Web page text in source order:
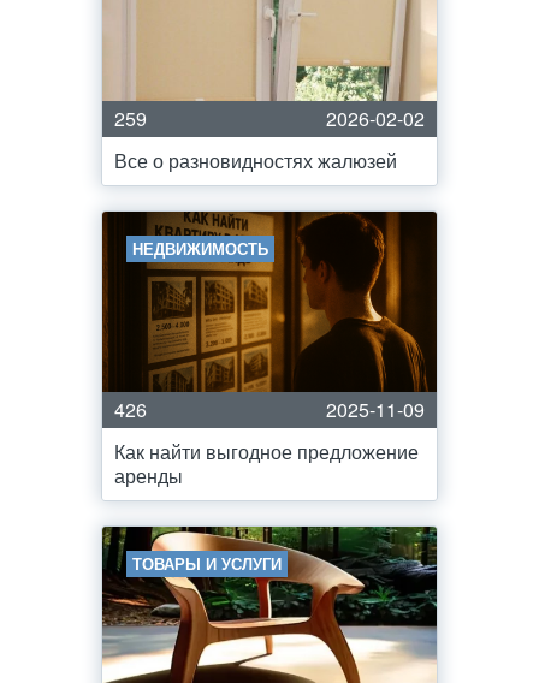
259
2026-02-02
Все о разновидностях жалюзей
НЕДВИЖИМОСТЬ
426
2025-11-09
Как найти выгодное предложение
аренды
ТОВАРЫ И УСЛУГИ